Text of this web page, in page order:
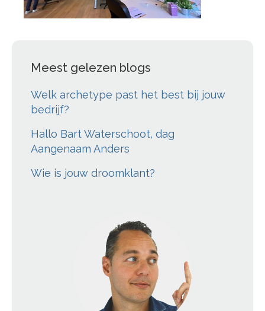
Meest gelezen blogs
Welk archetype past het best bij jouw
bedrijf?
Hallo Bart Waterschoot, dag
Aangenaam Anders
Wie is jouw droomklant?